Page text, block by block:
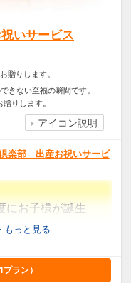
いサービス
贈りします。
きない至福の瞬間です。
りします。
アイコン説明
楽部 出産お祝いサービ
にお子様が誕生
のリソルポ
もっと見る
1プラン）